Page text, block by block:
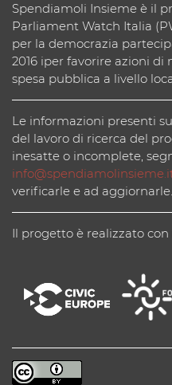
Spendiamoli Insieme è il
Parliament Watch Italia
per la democrazia
2016 iper favorire azioni
spesa pubblica a livello
Le informazioni presenti
del lavoro di ricerca del
inesatte o incomplete,
verificarle e ad aggiornarle.
Il progetto è realizzato con